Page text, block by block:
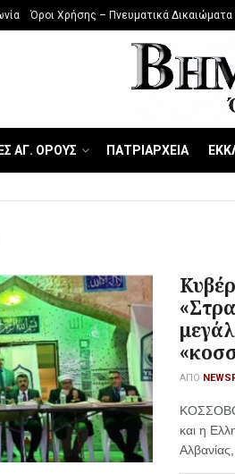
Όροι Χρήσης – Πνευματικά Δικαιώματα
ΑΓ. ΟΡΟΥΣ ΠΑΤΡΙΑΡΧΕΙΑ
ΑΠΌ
και η